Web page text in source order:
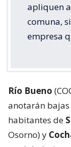
apliquen
comuna,
empresa
Río Bueno
anotarán bajas
habitantes de
Osorno) y